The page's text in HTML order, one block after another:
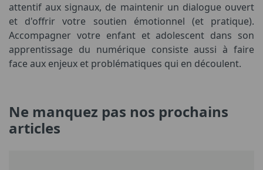
attentif aux signaux, de maintenir un dialogue ouvert
et d'offrir votre soutien émotionnel (et pratique).
Accompagner votre enfant et adolescent dans son
apprentissage du numérique consiste aussi à faire
face aux enjeux et problématiques qui en découlent.
Ne manquez pas nos prochains
articles